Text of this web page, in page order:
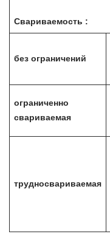
Свариваемость :
без ограничений
ограниченно
свариваемая
трудносвариваемая